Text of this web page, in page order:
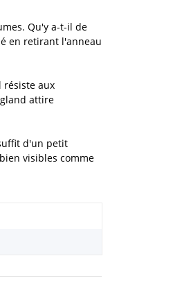
Qu'y a-t-il de
en retirant l'anneau
résiste aux
attire
d'un petit
visibles comme